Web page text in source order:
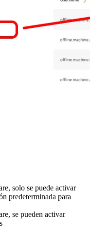
solo se puede activar
predeterminada para
se pueden activar